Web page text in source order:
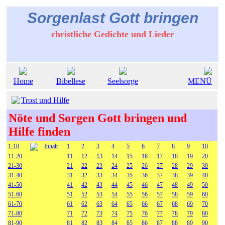
Sorgenlast Gott bringen
christliche Gedichte und Lieder
Home Bibellese Seelsorge MENÜ
Trost und Hilfe
Nöte und Sorgen Gott bringen und
Hilfe finden
1-10 Inhalt 1 2 3 4 5 6 7 8 9
10
11-20
11 12 13 14 15 16 17 18 19
20
21-30
21 22 23 24 25 26 27 28 29
30
31-40
31 32 33 34 35 36 37 38 39
40
41-50
41 42 43 44 45 46 47 48 49
50
51-60
51 52 53 54 55 56 57 58 59
60
61-70
61 62 63 64 65 66 67 68 69
70
71-80
71 72 73 74 75 76 77 78 79
80
81-90
81 82 83 84 85 86 87 88 89 90